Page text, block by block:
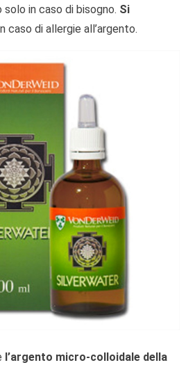
solo in caso di bisogno. Si
caso di allergie all’argento.
l’argento micro-colloidale della